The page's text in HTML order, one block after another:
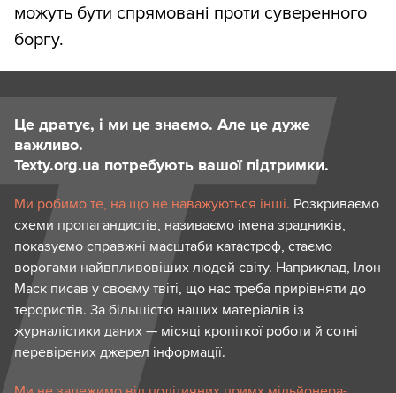
можуть бути спрямовані проти суверенного
боргу.
Це дратує, і ми це знаємо. Але це дуже
важливо.
Texty.org.ua потребують вашої підтримки.
Ми робимо те, на що не наважуються інші. Розкриваємо
схеми пропагандистів, називаємо імена зрадників,
показуємо справжні масштаби катастроф, стаємо
ворогами найвпливовіших людей світу. Наприклад, Ілон
Маск писав у своєму твіті, що нас треба прирівняти до
терористів. За більшістю наших матеріалів із
журналістики даних — місяці кропіткої роботи й сотні
перевірених джерел інформації.